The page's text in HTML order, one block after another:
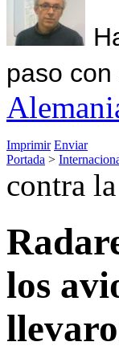
paso
Imprimir Enviar
Portada >
contra
los